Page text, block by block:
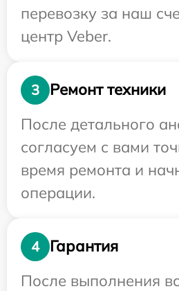
перевозку за наш
центр Veber.
3
Ремонт техники
После детального
согласуем с вами
время ремонта и
операции.
4
Гарантия
После выполнения